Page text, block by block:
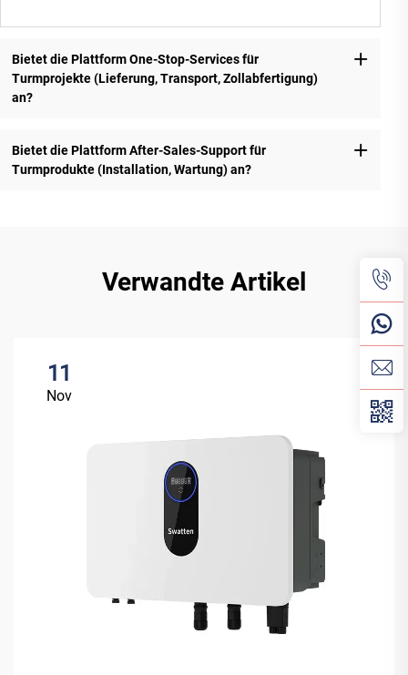
Bietet die Plattform One-Stop-Services für
Turmprojekte (Lieferung, Transport, Zollabfertigung)
an?
Bietet die Plattform After-Sales-Support für
Turmprodukte (Installation, Wartung) an?
Verwandte Artikel
11
Nov